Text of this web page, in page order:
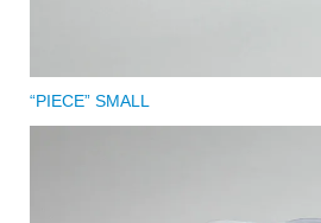
“PIECE” SMALL